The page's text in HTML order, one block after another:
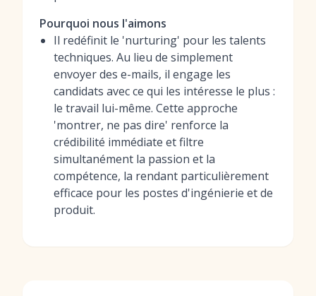
Pourquoi nous l'aimons
Il redéfinit le 'nurturing' pour les talents
techniques. Au lieu de simplement
envoyer des e-mails, il engage les
candidats avec ce qui les intéresse le plus :
le travail lui-même. Cette approche
'montrer, ne pas dire' renforce la
crédibilité immédiate et filtre
simultanément la passion et la
compétence, la rendant particulièrement
efficace pour les postes d'ingénierie et de
produit.